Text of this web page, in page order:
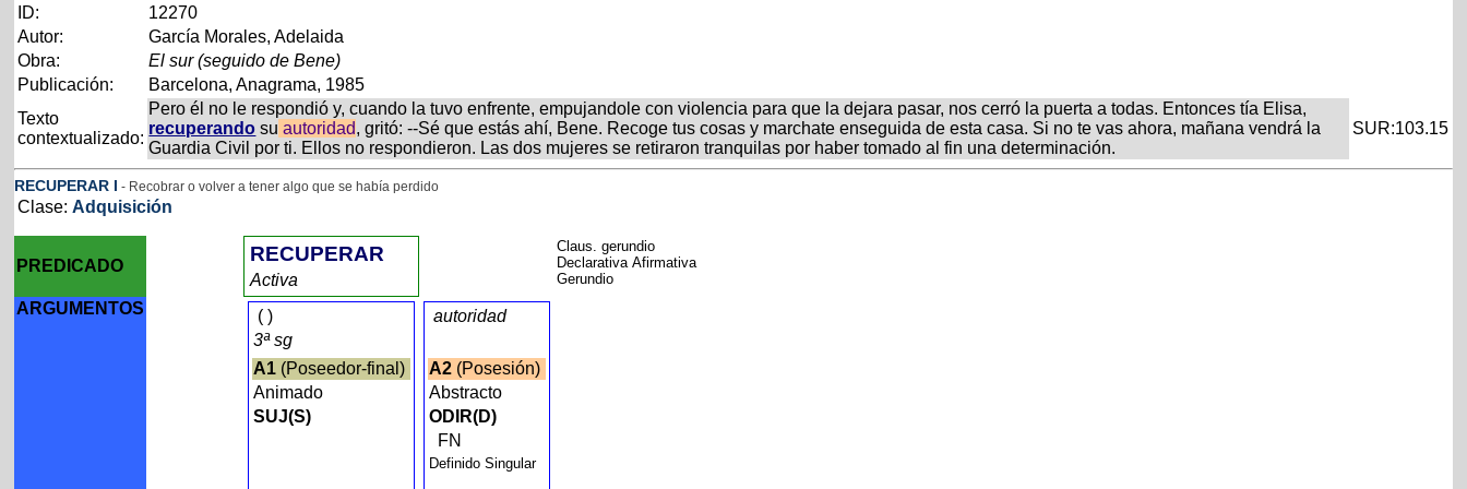
ID:
12270
Autor:
García Morales, Adelaida
Obra:
El sur (seguido de Bene)
Publicación:
Barcelona, Anagrama, 1985
Texto
contextualizado:
Pero él no le respondió y, cuando la tuvo enfrente, empujandole con violencia para que la dejara pasar, nos cerró la puerta a todas. Entonces tía Elisa,
recuperando su autoridad, gritó: --Sé que estás ahí, Bene. Recoge tus cosas y marchate enseguida de esta casa. Si no te vas ahora, mañana vendrá la
Guardia Civil por ti. Ellos no respondieron. Las dos mujeres se retiraron tranquilas por haber tomado al fin una determinación.
SUR:103.15
RECUPERAR I - Recobrar o volver a tener algo que se había perdido
Clase:Adquisición
PREDICADO
RECUPERAR
Activa
Claus. gerundio
Declarativa Afirmativa
Gerundio
ARGUMENTOS ( )
3ª sg
A1 (Poseedor-final)
Animado
SUJ(S)
autoridad
A2 (Posesión)
Abstracto
ODIR(D)
FN
Definido Singular